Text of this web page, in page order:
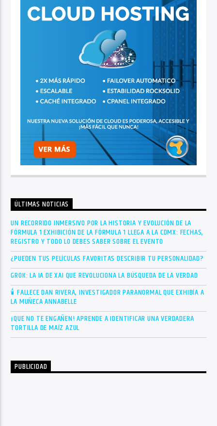
ÚLTIMAS NOTICIAS
UN RECORRIDO INMERSIVO POR LA HISTORIA Y EVOLUCIÓN DE LA
FÓRMULA 1 EXHIBICIÓN DE LA FÓRMULA 1 LLEGA A LA CDMX: FECHAS,
REGISTRO Y TODO LO DEBES SABER SOBRE EL EVENTO
¿PUEDEN TUS PELÍCULAS FAVORITAS DESCRIBIR TU PERSONALIDAD?
GROK: LA IA DE XAI QUE REVOLUCIONA LA BÚSQUEDA DE LA VERDAD
🕯 FALLECE DAN RIVERA, INVESTIGADOR PARANORMAL QUE EXHIBÍA A
LA MUÑECA ANNABELLE
¡QUE NO TE ENGAÑEN! APRENDE A IDENTIFICAR UNA VERDADERA
TORTILLA DE MAÍZ AZUL
PUBLICIDAD